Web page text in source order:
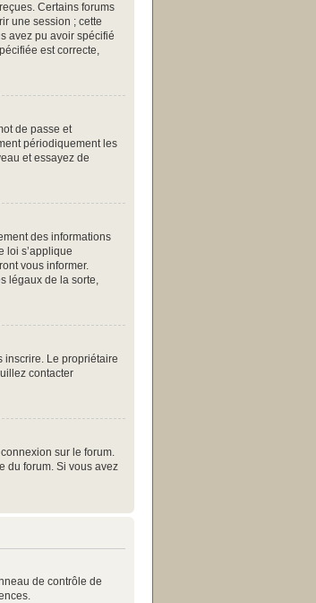
Certains forums
une session ; cette
avez pu avoir spécifié
est correcte,
de passe et
périodiquement les
et essayez de
des informations
loi s’applique
vous informer.
légaux de la sorte,
inscrire. Le propriétaire
contacter
sur le forum.
du forum. Si vous avez
de contrôle de